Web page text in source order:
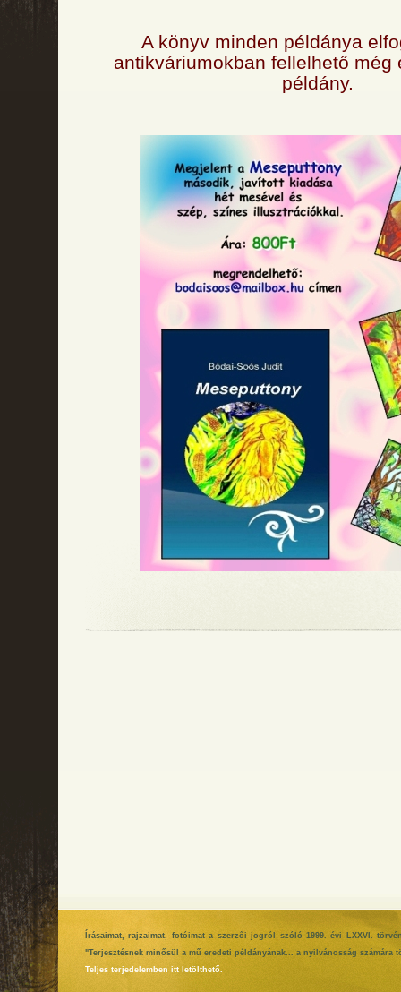
A könyv minden példánya
antikváriumokban fellelhető még
példány.
Írásaimat, rajzaimat, fotóimat a szerzői jogról szóló 1999. évi LXXVI.
"Terjesztésnek minősül a mű eredeti példányának... a nyilvánosság
Teljes terjedelemben itt letölthető.